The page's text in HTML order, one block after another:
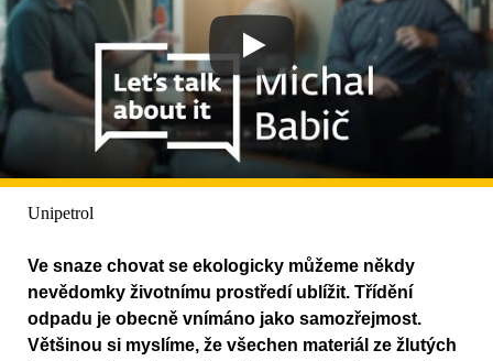
Unipetrol
Ve snaze chovat se ekologicky můžeme někdy
nevědomky životnímu prostředí ublížit. Třídění
odpadu je obecně vnímáno jako samozřejmost.
Většinou si myslíme, že všechen materiál ze žlutých